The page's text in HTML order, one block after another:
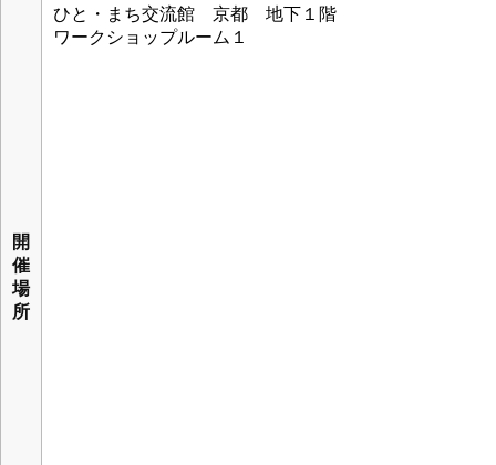
開
催
場
所
ひと・まち交流館 京都 地下１階
ワークショップルーム１